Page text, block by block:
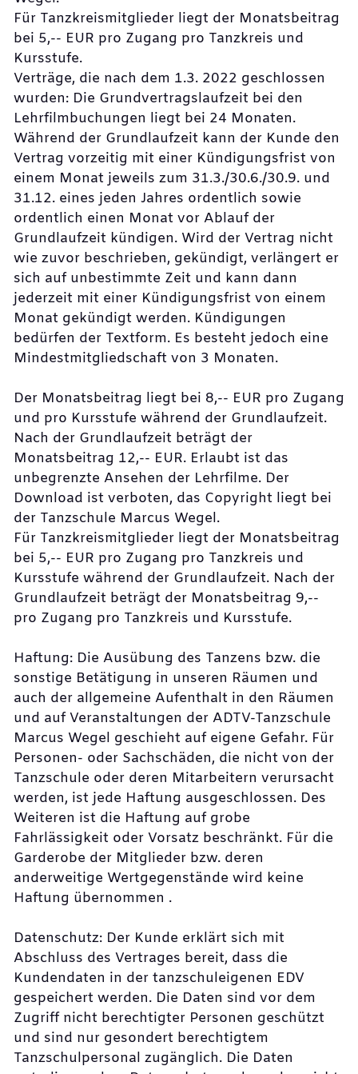
Für Tanzkreismitglieder liegt der Monatsbeitrag
bei 5,-- EUR pro Zugang pro Tanzkreis und
Kursstufe.
Verträge, die nach dem 1.3. 2022 geschlossen
wurden: Die Grundvertragslaufzeit bei den
Lehrfilmbuchungen liegt bei 24 Monaten.
Während der Grundlaufzeit kann der Kunde den
Vertrag vorzeitig mit einer Kündigungsfrist von
einem Monat jeweils zum 31.3./30.6./30.9. und
31.12. eines jeden Jahres ordentlich sowie
ordentlich einen Monat vor Ablauf der
Grundlaufzeit kündigen. Wird der Vertrag nicht
wie zuvor beschrieben, gekündigt, verlängert er
sich auf unbestimmte Zeit und kann dann
jederzeit mit einer Kündigungsfrist von einem
Monat gekündigt werden. Kündigungen
bedürfen der Textform. Es besteht jedoch eine
Mindestmitgliedschaft von 3 Monaten.
Der Monatsbeitrag liegt bei 8,-- EUR pro Zugang
und pro Kursstufe während der Grundlaufzeit.
Nach der Grundlaufzeit beträgt der
Monatsbeitrag 12,-- EUR. Erlaubt ist das
unbegrenzte Ansehen der Lehrfilme. Der
Download ist verboten, das Copyright liegt bei
der Tanzschule Marcus Wegel.
Für Tanzkreismitglieder liegt der Monatsbeitrag
bei 5,-- EUR pro Zugang pro Tanzkreis und
Kursstufe während der Grundlaufzeit. Nach der
Grundlaufzeit beträgt der Monatsbeitrag 9,--
pro Zugang pro Tanzkreis und Kursstufe.
Haftung: Die Ausübung des Tanzens bzw. die
sonstige Betätigung in unseren Räumen und
auch der allgemeine Aufenthalt in den Räumen
und auf Veranstaltungen der ADTV-Tanzschule
Marcus Wegel geschieht auf eigene Gefahr. Für
Personen- oder Sachschäden, die nicht von der
Tanzschule oder deren Mitarbeitern verursacht
werden, ist jede Haftung ausgeschlossen. Des
Weiteren ist die Haftung auf grobe
Fahrlässigkeit oder Vorsatz beschränkt. Für die
Garderobe der Mitglieder bzw. deren
anderweitige Wertgegenstände wird keine
Haftung übernommen .
Datenschutz: Der Kunde erklärt sich mit
Abschluss des Vertrages bereit, dass die
Kundendaten in der tanzschuleigenen EDV
gespeichert werden. Die Daten sind vor dem
Zugriff nicht berechtigter Personen geschützt
und sind nur gesondert berechtigtem
Tanzschulpersonal zugänglich. Die Daten